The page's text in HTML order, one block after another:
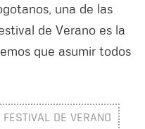
una de las
de Verano es la
que asumir todos
FESTIVAL DE VERANO